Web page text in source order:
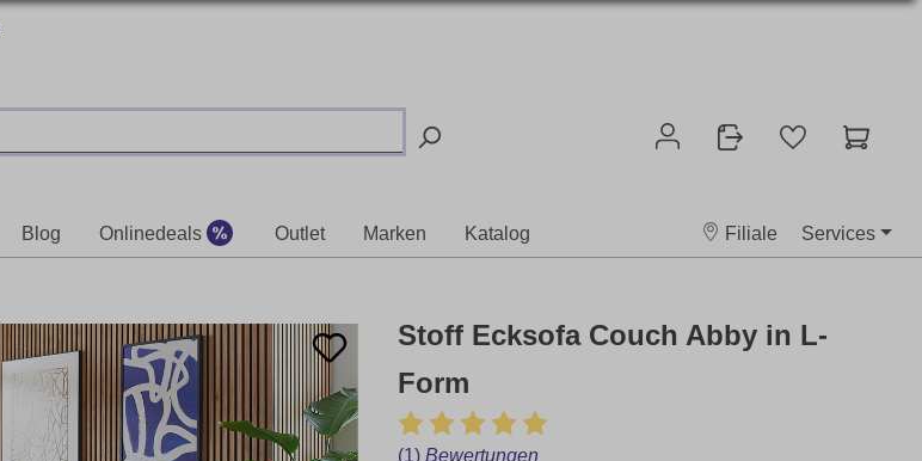
Blog Onlinedeals Outlet Marken Katalog Filiale Services
Stoff Ecksofa Couch Abby in L-
Form
(1) Bewertungen